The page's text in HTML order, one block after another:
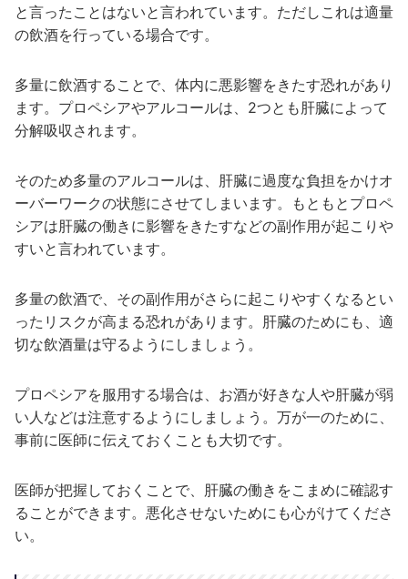
と言ったことはないと言われています。ただしこれは適量
の飲酒を行っている場合です。
多量に飲酒することで、体内に悪影響をきたす恐れがあり
ます。プロペシアやアルコールは、2つとも肝臓によって
分解吸収されます。
そのため多量のアルコールは、肝臓に過度な負担をかけオ
ーバーワークの状態にさせてしまいます。もともとプロペ
シアは肝臓の働きに影響をきたすなどの副作用が起こりや
すいと言われています。
多量の飲酒で、その副作用がさらに起こりやすくなるとい
ったリスクが高まる恐れがあります。肝臓のためにも、適
切な飲酒量は守るようにしましょう。
プロペシアを服用する場合は、お酒が好きな人や肝臓が弱
い人などは注意するようにしましょう。万が一のために、
事前に医師に伝えておくことも大切です。
医師が把握しておくことで、肝臓の働きをこまめに確認す
ることができます。悪化させないためにも心がけてくださ
い。